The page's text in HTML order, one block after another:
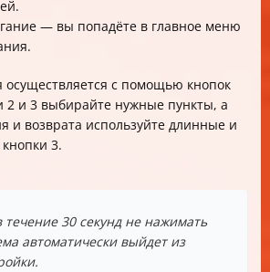
— вы попадёте в главное меню
с помощью кнопок
2 и 3 выбирайте нужные пункты, а
и возврата используйте длинные и
3.
30 секунд не нажимать
автоматически выйдет из